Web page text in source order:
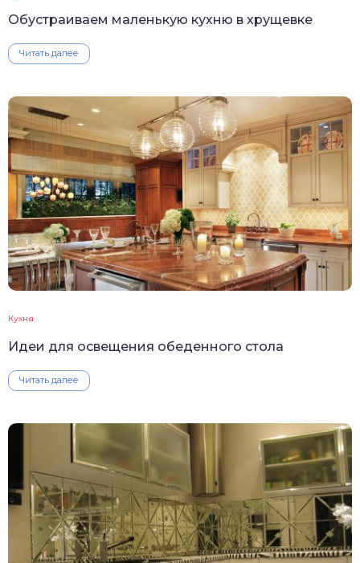
Обустраиваем маленькую кухню в хрущевке
Читать далее
Кухня
Идеи для освещения обеденного стола
Читать далее